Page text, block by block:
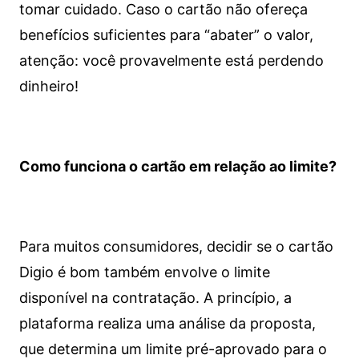
tomar cuidado. Caso o cartão não ofereça
benefícios suficientes para “abater” o valor,
atenção: você provavelmente está perdendo
dinheiro!
Como funciona o cartão em relação ao limite?
Para muitos consumidores, decidir se o cartão
Digio é bom também envolve o limite
disponível na contratação. A princípio, a
plataforma realiza uma análise da proposta,
que determina um limite pré-aprovado para o